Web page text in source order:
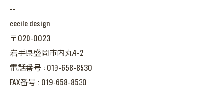
--
cecile design
〒020-0023
岩手県盛岡市内丸4-2
電話番号 : 019-658-8530
FAX番号 : 019-658-8530